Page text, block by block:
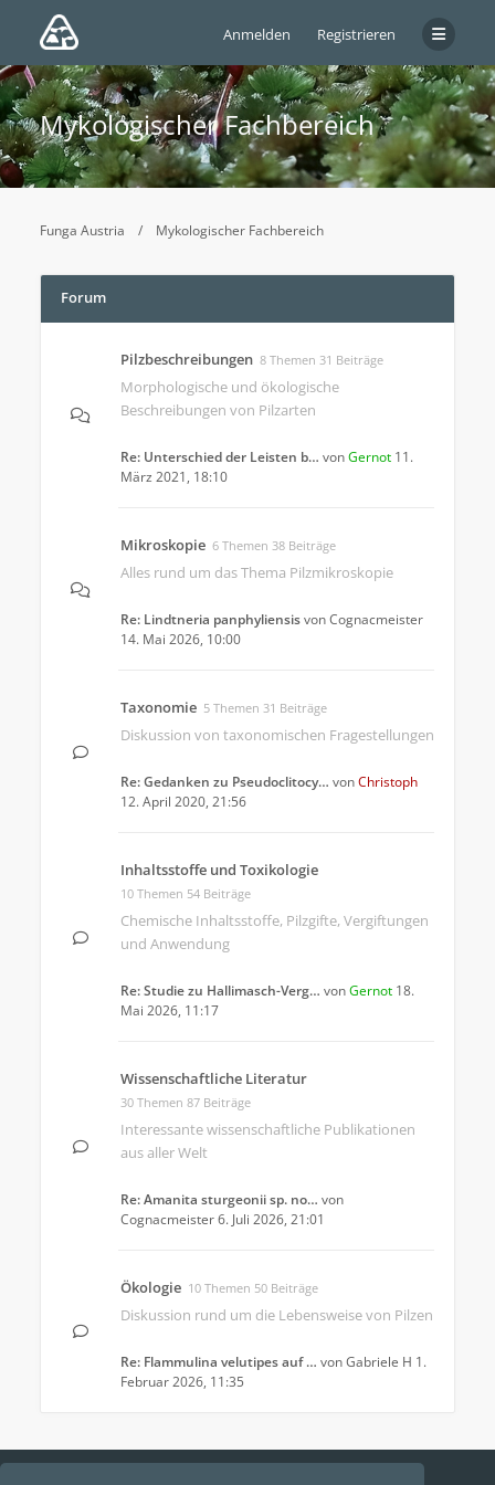
Anmelden Registrieren
Mykologischer Fachbereich
Funga Austria Mykologischer Fachbereich
Forum
Pilzbeschreibungen 8 Themen 31 Beiträge
Morphologische und ökologische
Beschreibungen von Pilzarten
Re: Unterschied der Leisten b… vonGernot 11.
März 2021, 18:10
Mikroskopie 6 Themen 38 Beiträge
Alles rund um das Thema Pilzmikroskopie
Re: Lindtneria panphyliensisvonCognacmeister
14. Mai 2026, 10:00
Taxonomie 5 Themen 31 Beiträge
Diskussion von taxonomischen Fragestellungen
Re: Gedanken zu Pseudoclitocy… vonChristoph
12. April 2020, 21:56
Inhaltsstoffe und Toxikologie
10 Themen 54 Beiträge
Chemische Inhaltsstoffe, Pilzgifte, Vergiftungen
und Anwendung
Re: Studie zu Hallimasch-Verg… vonGernot 18.
Mai 2026, 11:17
Wissenschaftliche Literatur
30 Themen 87 Beiträge
Interessante wissenschaftliche Publikationen
aus aller Welt
Re: Amanita sturgeonii sp. no… von
Cognacmeister6. Juli 2026, 21:01
Ökologie 10 Themen 50 Beiträge
Diskussion rund um die Lebensweise von Pilzen
Re: Flammulina velutipes auf … vonGabriele H 1.
Februar 2026, 11:35